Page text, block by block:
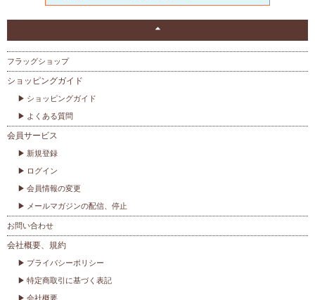
フラッグショップ
ショッピングガイド
ショッピングガイド
よくある質問
会員サービス
新規登録
ログイン
会員情報の変更
メールマガジンの配信、停止
お問い合わせ
会社概要、規約
プライバシーポリシー
特定商取引に基づく表記
会社概要